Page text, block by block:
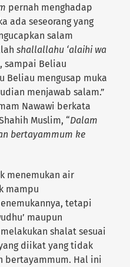
pernah menghadap
ada seseorang yang
salam
shallallahu ‘alaihi wa
sampai Beliau
Beliau mengusap muka
menjawab salam.”
Nawawi berkata
Muslim, “Dalam
bertayammum ke
menemukan air
mampu
tetapi
maupun
shalat sesuai
diikat yang tidak
bertayammum. Hal ini